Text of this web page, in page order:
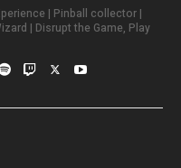
| Pinball collector |
| Disrupt the Game, Play